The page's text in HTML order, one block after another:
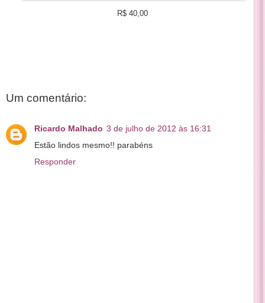
R$ 40,00
Um comentário:
Ricardo Malhado 3 de julho de 2012 às 16:31
Estão lindos mesmo!! parabéns
Responder